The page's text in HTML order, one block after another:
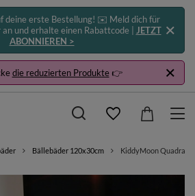
deine erste Bestellung! ✉️ Meld dich für
und erhalte einen Rabattcode | JETZT
ABONNIEREN >
die reduzierten Produkte👉
Bällebäder 120x30cm KiddyMoon Quadrat